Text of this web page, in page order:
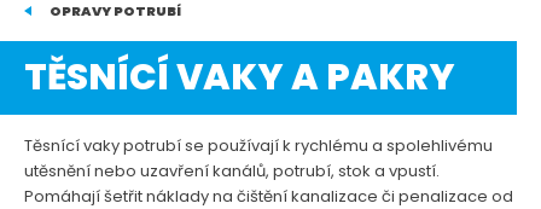
OPRAVY POTRUBÍ
TĚSNÍCÍ VAKY A PAKRY
Těsnící vaky potrubí se používají k rychlému a spolehlivému
utěsnění nebo uzavření kanálů, potrubí, stok a vpustí.
Pomáhají šetřit náklady na čištění kanalizace či penalizace od